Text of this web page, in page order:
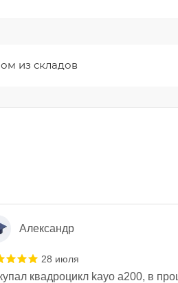
из складов
Александр
28 июля
квадроцикл kayo a200, в